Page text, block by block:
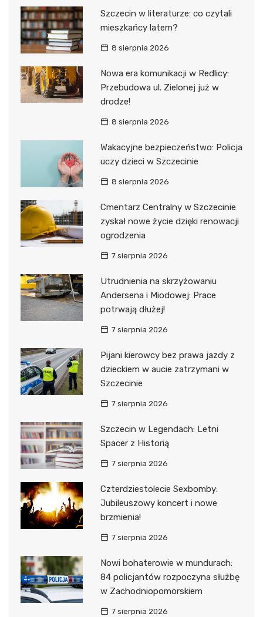
Szczecin w literaturze: co czytali
mieszkańcy latem?
8 sierpnia 2026
Nowa era komunikacji w Redlicy:
Przebudowa ul. Zielonej już w
drodze!
8 sierpnia 2026
Wakacyjne bezpieczeństwo: Policja
uczy dzieci w Szczecinie
8 sierpnia 2026
Cmentarz Centralny w Szczecinie
zyskał nowe życie dzięki renowacji
ogrodzenia
7 sierpnia 2026
Utrudnienia na skrzyżowaniu
Andersena i Miodowej: Prace
potrwają dłużej!
7 sierpnia 2026
Pijani kierowcy bez prawa jazdy z
dzieckiem w aucie zatrzymani w
Szczecinie
7 sierpnia 2026
Szczecin w Legendach: Letni
Spacer z Historią
7 sierpnia 2026
Czterdziestolecie Sexbomby:
Jubileuszowy koncert i nowe
brzmienia!
7 sierpnia 2026
Nowi bohaterowie w mundurach:
84 policjantów rozpoczyna służbę
w Zachodniopomorskiem
7 sierpnia 2026